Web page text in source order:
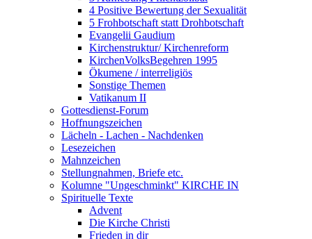
4 Positive Bewertung der Sexualität
5 Frohbotschaft statt Drohbotschaft
Evangelii Gaudium
Kirchenstruktur/ Kirchenreform
KirchenVolksBegehren 1995
Ökumene / interreligiös
Sonstige Themen
Vatikanum II
Gottesdienst-Forum
Hoffnungszeichen
Lächeln - Lachen - Nachdenken
Lesezeichen
Mahnzeichen
Stellungnahmen, Briefe etc.
Kolumne "Ungeschminkt" KIRCHE IN
Spirituelle Texte
Advent
Die Kirche Christi
Frieden in dir